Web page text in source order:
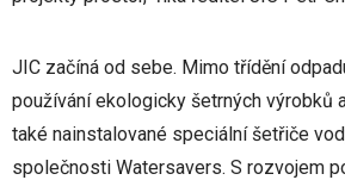
JIC začíná od sebe. Mimo třídění
používání ekologicky šetrných výrobků
také nainstalované speciální šetřiče
společnosti Watersavers. S rozvojem